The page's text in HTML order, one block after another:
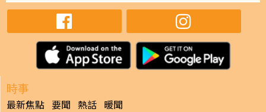
時事
最新焦點 要聞 熱話 暖聞